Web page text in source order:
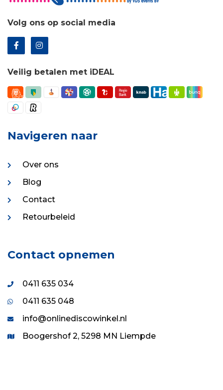
Volg ons op social media
Veilig betalen met iDEAL
Navigeren naar
Over ons
Blog
Contact
Retourbeleid
Contact opnemen
0411 635 034
0411 635 048
info@onlinediscowinkel.nl
Boogershof 2, 5298 MN Liempde